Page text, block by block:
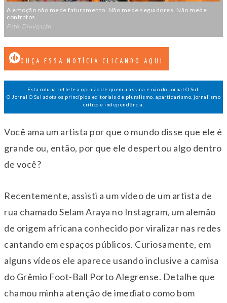
A emoção não mede faturamento. Não mede seguidores. Não mede
contratos
Foto: Divulgação
OUÇA ESSA NOTÍCIA CLICANDO AQUI
Esta coluna reflete a opinião de quem a assina e não do Jornal O Sul.
O Jornal O Sul adota os princípios editoriais de pluralismo, apartidarismo, jornalismo
crítico e independência.
Você ama um artista por que o mundo disse que ele é
grande ou, então, por que ele despertou algo dentro
de você?
Recentemente, assisti a um vídeo de um artista de
rua chamado Selam Araya no Instagram, um alemão
de origem africana conhecido por viralizar nas redes
cantando em espaços públicos. Curiosamente, em
alguns vídeos ele aparece usando inclusive a camisa
do Grêmio Foot-Ball Porto Alegrense. Detalhe que
chamou minha atenção de imediato como bom